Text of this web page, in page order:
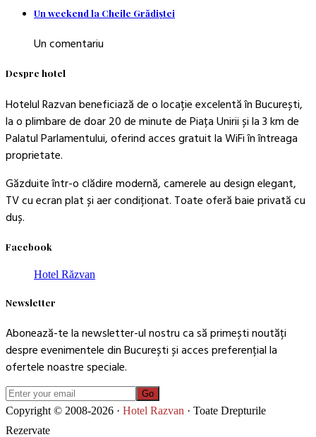
Un weekend la Cheile Grădiştei
Un comentariu
Despre hotel
Hotelul Razvan beneficiază de o locație excelentă în București,
la o plimbare de doar 20 de minute de Piața Unirii și la 3 km de
Palatul Parlamentului, oferind acces gratuit la WiFi în întreaga
proprietate.
Găzduite într-o clădire modernă, camerele au design elegant,
TV cu ecran plat și aer condiționat. Toate oferă baie privată cu
duș.
Facebook
Hotel Răzvan
Newsletter
Abonează-te la newsletter-ul nostru ca să primești noutăți
despre evenimentele din București și acces preferențial la
ofertele noastre speciale.
Go
Copyright © 2008-2026 · Hotel Razvan · Toate Drepturile
Rezervate